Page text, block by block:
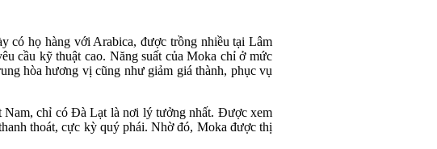
có họ hàng với Arabica, được trồng nhiều tại Lâm
cầu kỹ thuật cao. Năng suất của Moka chỉ ở mức
hòa hương vị cũng như giảm giá thành, phục vụ
Nam, chỉ có Đà Lạt là nơi lý tưởng nhất. Được xem
thoát, cực kỳ quý phái. Nhờ đó, Moka được thị